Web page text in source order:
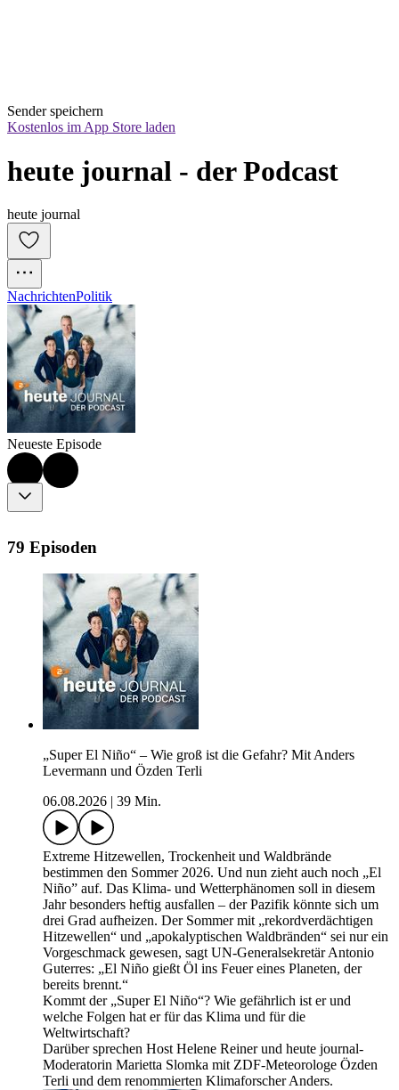
Sender speichern
Kostenlos im App Store laden
heute journal - der Podcast
heute journal
NachrichtenPolitik
Neueste Episode
79 Episoden
„Super El Niño“ – Wie groß ist die Gefahr? Mit Anders
Levermann und Özden Terli
06.08.2026
39 Min.
Extreme Hitzewellen, Trockenheit und Waldbrände
bestimmen den Sommer 2026. Und nun zieht auch noch „El
Niño” auf. Das Klima- und Wetterphänomen soll in diesem
Jahr besonders heftig ausfallen – der Pazifik könnte sich um
drei Grad aufheizen. Der Sommer mit „rekordverdächtigen
Hitzewellen“ und „apokalyptischen Waldbränden“ sei nur ein
Vorgeschmack gewesen, sagt UN-Generalsekretär Antonio
Guterres: „El Niño gießt Öl ins Feuer eines Planeten, der
bereits brennt.“
Kommt der „Super El Niño“? Wie gefährlich ist er und
welche Folgen hat er für das Klima und für die
Weltwirtschaft?
Darüber sprechen Host Helene Reiner und heute journal-
Moderatorin Marietta Slomka mit ZDF-Meteorologe Özden
Terli und dem renommierten Klimaforscher Anders.